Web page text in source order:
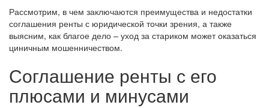
Рассмотрим, в чем заключаются преимущества и недостатки
соглашения ренты с юридической точки зрения, а также
выясним, как благое дело – уход за стариком может оказаться
циничным мошенничеством.
Соглашение ренты с его
плюсами и минусами